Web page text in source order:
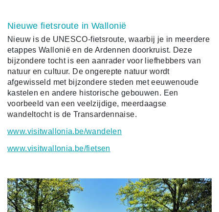
Nieuwe fietsroute in Wallonië
Nieuw is de UNESCO-fietsroute, waarbij je in meerdere
etappes Wallonië en de Ardennen doorkruist. Deze
bijzondere tocht is een aanrader voor liefhebbers van
natuur en cultuur. De ongerepte natuur wordt
afgewisseld met bijzondere steden met eeuwenoude
kastelen en andere historische gebouwen. Een
voorbeeld van een veelzijdige, meerdaagse
wandeltocht is de Transardennaise.
www.visitwallonia.be/wandelen
www.visitwallonia.be/fietsen